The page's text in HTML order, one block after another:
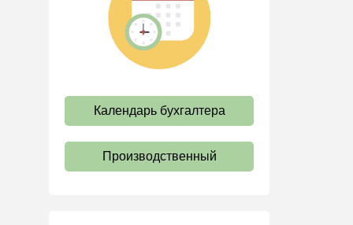
труда
Отпуск и время отдыха
Оплата труда
Ответственность и
взыскания
Пенсии
Календарь бухгалтера
Производственный